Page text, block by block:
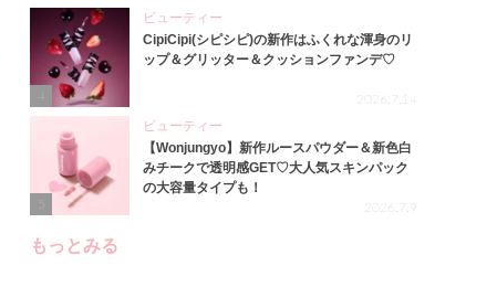
4
ビューティー
CipiCipi(シピシピ)の新作はふくれな渾身のリ
ップ＆グリッター＆クッションファンデ♡
2026.7.14
ビューティー
【Wonjungyo】新作ルースパウダー＆新色白
みチークで透明感GET♡大人気スキンパック
の大容量タイプも！
2026.7.9
もっとみる